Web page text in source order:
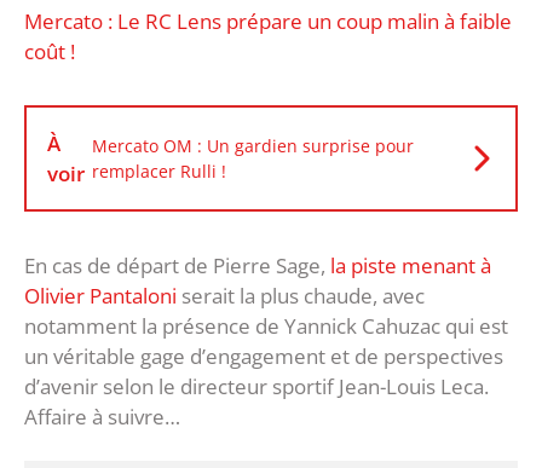
Mercato : Le RC Lens prépare un coup malin à faible
coût !
À
voir
Mercato OM : Un gardien surprise pour
remplacer Rulli !
En cas de départ de Pierre Sage, la piste menant à
Olivier Pantaloni serait la plus chaude, avec
notamment la présence de Yannick Cahuzac qui est
un véritable gage d’engagement et de perspectives
d’avenir selon le directeur sportif Jean-Louis Leca.
Affaire à suivre…